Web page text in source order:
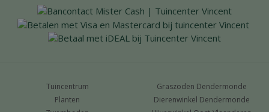
Tuincentrum
Planten
Graszoden Dendermonde
Dierenwinkel Dendermonde